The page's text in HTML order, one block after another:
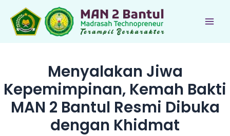
konten
Menyalakan Jiwa
Kepemimpinan, Kemah Bakti
MAN 2 Bantul Resmi Dibuka
dengan Khidmat